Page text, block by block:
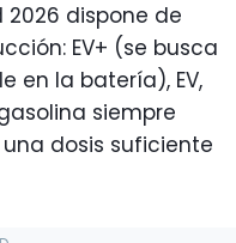
2026 dispone de
EV+ (se busca
en la batería), EV,
siempre
dosis suficiente